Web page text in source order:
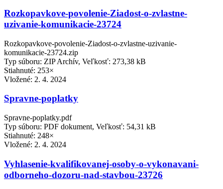
Rozkopavkove-povolenie-Ziadost-o-zvlastne-
uzivanie-komunikacie-23724
Rozkopavkove-povolenie-Ziadost-o-zvlastne-uzivanie-
komunikacie-23724.zip
Typ súboru: ZIP Archív, Veľkosť: 273,38 kB
Stiahnuté: 253×
Vložené: 2. 4. 2024
Spravne-poplatky
Spravne-poplatky.pdf
Typ súboru: PDF dokument, Veľkosť: 54,31 kB
Stiahnuté: 248×
Vložené: 2. 4. 2024
Vyhlasenie-kvalifikovanej-osoby-o-vykonavani-
odborneho-dozoru-nad-stavbou-23726